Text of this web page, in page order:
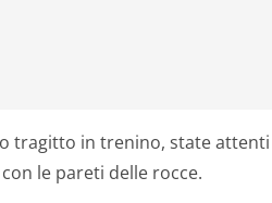
tragitto in trenino, state
le pareti delle rocce.